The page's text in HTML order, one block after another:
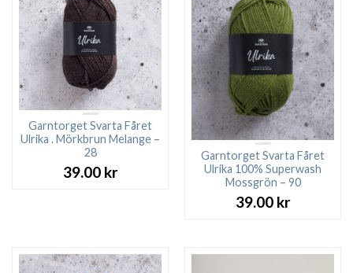
Garntorget Svarta Fåret
Ulrika . Mörkbrun Melange –
28
39.00 kr
Garntorget Svarta Fåret
Ulrika 100% Superwash
Mossgrön – 90
39.00 kr